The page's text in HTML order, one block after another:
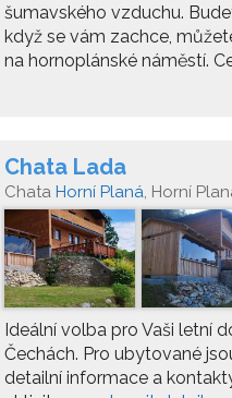
šumavského vzduchu.
když se vám zachce,
na hornoplánské náměstí.
Chata Lada
Chata Horní Planá, Horní
Ideální volba pro Vaši letní
Čechách. Pro ubytované
detailní informace a